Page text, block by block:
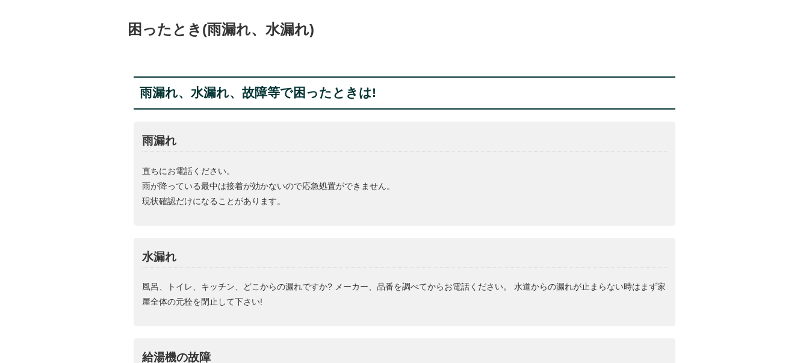
困ったとき(雨漏れ、水漏れ)
雨漏れ、水漏れ、故障等で困ったときは!
雨漏れ
直ちにお電話ください。
雨が降っている最中は接着が効かないので応急処置ができません。
現状確認だけになることがあります。
水漏れ
風呂、トイレ、キッチン、どこからの漏れですか? メーカー、品番を調べてからお電話ください。 水道からの漏れが止まらない時はまず家
屋全体の元栓を閉止して下さい!
給湯機の故障